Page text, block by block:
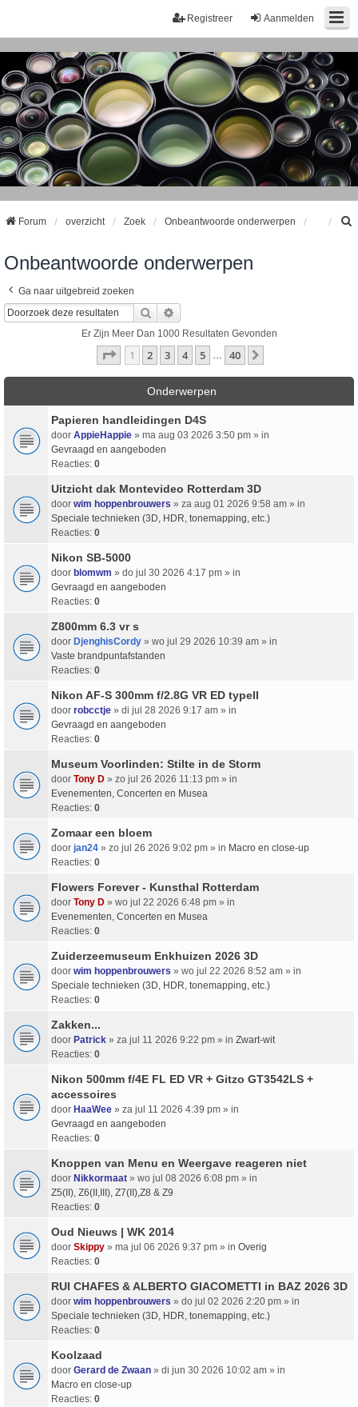
Aanmelden
Registreer
Forum overzicht Zoek Onbeantwoorde onderwerpen
Onbeantwoorde onderwerpen
Ga naar uitgebreid zoeken
Zoek
Er Zijn Meer Dan 1000 Resultaten Gevonden
Pagina Van40
1 2 3 4 5 40
Onderwerpen
Papieren handleidingen D4S
door AppieHappie » ma aug 03 2026 3:50 pm » in
Gevraagd en aangeboden
Reacties: 0
Uitzicht dak Montevideo Rotterdam 3D
door wim hoppenbrouwers » za aug 01 2026 9:58 am » in
Speciale technieken (3D, HDR, tonemapping, etc.)
Reacties: 0
Nikon SB-5000
door blomwm » do jul 30 2026 4:17 pm » in
Gevraagd en aangeboden
Reacties: 0
Z800mm 6.3 vr s
door DjenghisCordy » wo jul 29 2026 10:39 am » in
Vaste brandpuntafstanden
Reacties: 0
Nikon AF-S 300mm f/2.8G VR ED typeII
door robcctje » di jul 28 2026 9:17 am » in
Gevraagd en aangeboden
Reacties: 0
Museum Voorlinden: Stilte in de Storm
door Tony D » zo jul 26 2026 11:13 pm » in
Evenementen, Concerten en Musea
Reacties: 0
Zomaar een bloem
door jan24 » zo jul 26 2026 9:02 pm » in Macro en close-up
Reacties: 0
Flowers Forever - Kunsthal Rotterdam
door Tony D » wo jul 22 2026 6:48 pm » in
Evenementen, Concerten en Musea
Reacties: 0
Zuiderzeemuseum Enkhuizen 2026 3D
door wim hoppenbrouwers » wo jul 22 2026 8:52 am » in
Speciale technieken (3D, HDR, tonemapping, etc.)
Reacties: 0
Zakken...
door Patrick » za jul 11 2026 9:22 pm » in Zwart-wit
Reacties: 0
Nikon 500mm f/4E FL ED VR + Gitzo GT3542LS +
accessoires
door HaaWee » za jul 11 2026 4:39 pm » in
Gevraagd en aangeboden
Reacties: 0
Knoppen van Menu en Weergave reageren niet
door Nikkormaat » wo jul 08 2026 6:08 pm » in
Z5(II), Z6(II,III), Z7(II),Z8 & Z9
Reacties: 0
Oud Nieuws | WK 2014
door Skippy » ma jul 06 2026 9:37 pm » in Overig
Reacties: 0
RUI CHAFES & ALBERTO GIACOMETTI in BAZ 2026 3D
door wim hoppenbrouwers » do jul 02 2026 2:20 pm » in
Speciale technieken (3D, HDR, tonemapping, etc.)
Reacties: 0
Koolzaad
door Gerard de Zwaan » di jun 30 2026 10:02 am » in
Macro en close-up
Reacties: 0